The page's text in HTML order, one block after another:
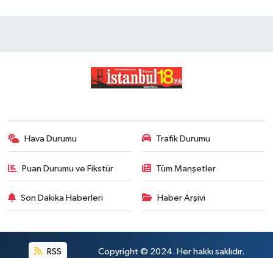
Hava Durumu Trafik Durumu
Puan Durumu ve Fikstür Tüm Manşetler
Son Dakika Haberleri Haber Arşivi
RSS Copyright © 2024. Her hakkı saklıdır.